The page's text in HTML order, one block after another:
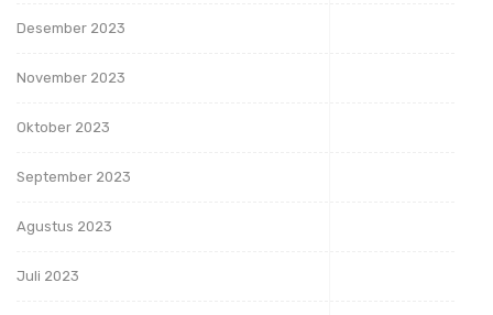
Desember 2023
November 2023
Oktober 2023
September 2023
Agustus 2023
Juli 2023